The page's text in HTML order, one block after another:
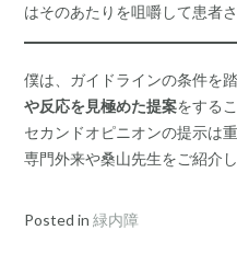
はそのあたりを咀嚼して患者
僕は、ガイドラインの条件を
や反応を見極めた提案をする
セカンドオピニオンの提示は
専門外来や桑山先生をご紹介し
Posted in 緑内障